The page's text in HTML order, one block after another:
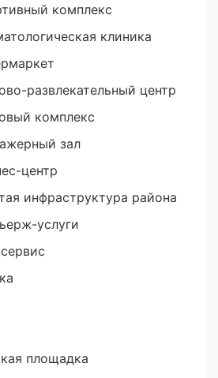
комплекс
клиника
развлекательный центр
комплекс
зал
центр
инфраструктура района
услуги
площадка